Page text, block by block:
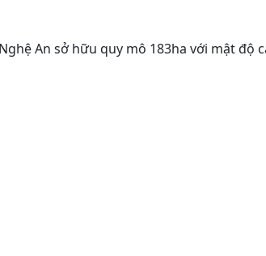
An sở hữu quy mô 183ha với mật độ